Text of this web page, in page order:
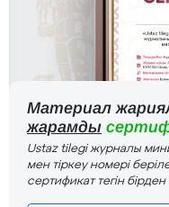
Материал
жарамды
Ustaz tilegi журналы
мен тіркеу номері
сертификат тегін бірден